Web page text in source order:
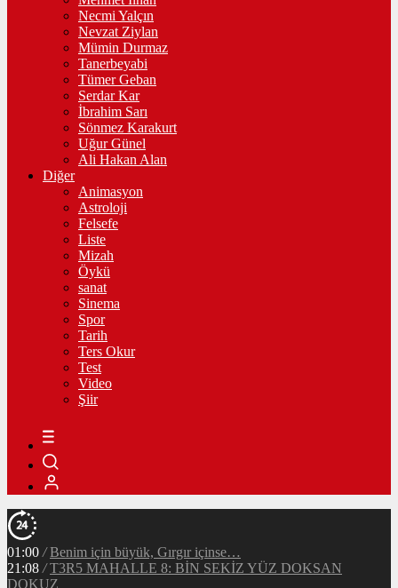
Necmi Yalçın
Nevzat Ziylan
Mümin Durmaz
Tanerbeyabi
Tümer Geban
Serdar Kar
İbrahim Sarı
Sönmez Karakurt
Uğur Günel
Ali Hakan Alan
Diğer
Animasyon
Astroloji
Felsefe
Liste
Mizah
Öykü
sanat
Sinema
Spor
Tarih
Ters Okur
Test
Video
Şiir
01:00 / Benim için büyük, Gırgır içinse…
21:08 / T3R5 MAHALLE 8: BİN SEKİZ YÜZ DOKSAN
DOKUZ